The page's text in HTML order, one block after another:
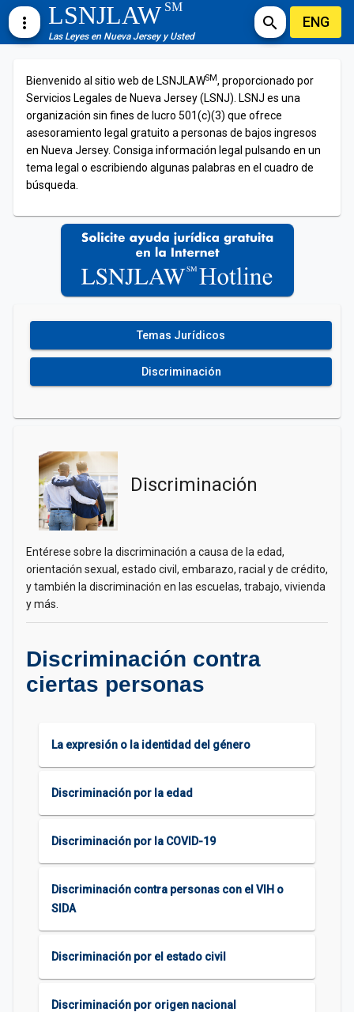
more_vert LSNJLAWSM
Las Leyes en Nueva Jersey y Usted
search ENG
Bienvenido al sitio web de LSNJLAWSM, proporcionado por
Servicios Legales de Nueva Jersey (LSNJ). LSNJ es una
organización sin fines de lucro 501(c)(3) que ofrece
asesoramiento legal gratuito a personas de bajos ingresos
en Nueva Jersey. Consiga información legal pulsando en un
tema legal o escribiendo algunas palabras en el cuadro de
búsqueda.
Temas Jurídicos
Discriminación
Discriminación
Entérese sobre la discriminación a causa de la edad,
orientación sexual, estado civil, embarazo, racial y de crédito,
y también la discriminación en las escuelas, trabajo, vivienda
y más.
Discriminación contra
ciertas personas
La expresión o la identidad del género
Discriminación por la edad
Discriminación por la COVID-19
Discriminación contra personas con el VIH o
SIDA
Discriminación por el estado civil
Discriminación por origen nacional